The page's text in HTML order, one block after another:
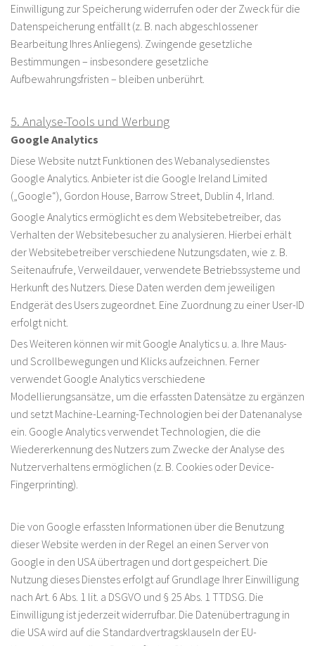
Einwilligung zur Speicherung widerrufen oder der Zweck für die
Datenspeicherung entfällt (z. B. nach abgeschlossener
Bearbeitung Ihres Anliegens). Zwingende gesetzliche
Bestimmungen – insbesondere gesetzliche
Aufbewahrungsfristen – bleiben unberührt.
5. Analyse-Tools und Werbung
Google Analytics
Diese Website nutzt Funktionen des Webanalysedienstes
Google Analytics. Anbieter ist die Google Ireland Limited
(„Google“), Gordon House, Barrow Street, Dublin 4, Irland.
Google Analytics ermöglicht es dem Websitebetreiber, das
Verhalten der Websitebesucher zu analysieren. Hierbei erhält
der Websitebetreiber verschiedene Nutzungsdaten, wie z. B.
Seitenaufrufe, Verweildauer, verwendete Betriebssysteme und
Herkunft des Nutzers. Diese Daten werden dem jeweiligen
Endgerät des Users zugeordnet. Eine Zuordnung zu einer User-ID
erfolgt nicht.
Des Weiteren können wir mit Google Analytics u. a. Ihre Maus-
und Scrollbewegungen und Klicks aufzeichnen. Ferner
verwendet Google Analytics verschiedene
Modellierungsansätze, um die erfassten Datensätze zu ergänzen
und setzt Machine-Learning-Technologien bei der Datenanalyse
ein. Google Analytics verwendet Technologien, die die
Wiedererkennung des Nutzers zum Zwecke der Analyse des
Nutzerverhaltens ermöglichen (z. B. Cookies oder Device-
Fingerprinting).
Die von Google erfassten Informationen über die Benutzung
dieser Website werden in der Regel an einen Server von
Google in den USA übertragen und dort gespeichert. Die
Nutzung dieses Dienstes erfolgt auf Grundlage Ihrer Einwilligung
nach Art. 6 Abs. 1 lit. a DSGVO und § 25 Abs. 1 TTDSG. Die
Einwilligung ist jederzeit widerrufbar. Die Datenübertragung in
die USA wird auf die Standardvertragsklauseln der EU-